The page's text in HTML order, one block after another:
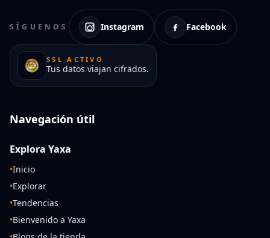
SÍGUENOS Instagram Facebook
SSL ACTIVO
Tus datos viajan cifrados.
Navegación útil
Explora Yaxa
•Inicio
•Explorar
•Tendencias
•Bienvenido a Yaxa